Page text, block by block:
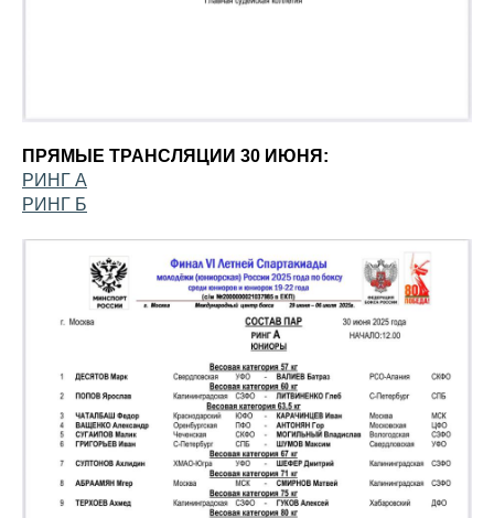
ПРЯМЫЕ ТРАНСЛЯЦИИ 30 ИЮНЯ:
РИНГ А
РИНГ Б